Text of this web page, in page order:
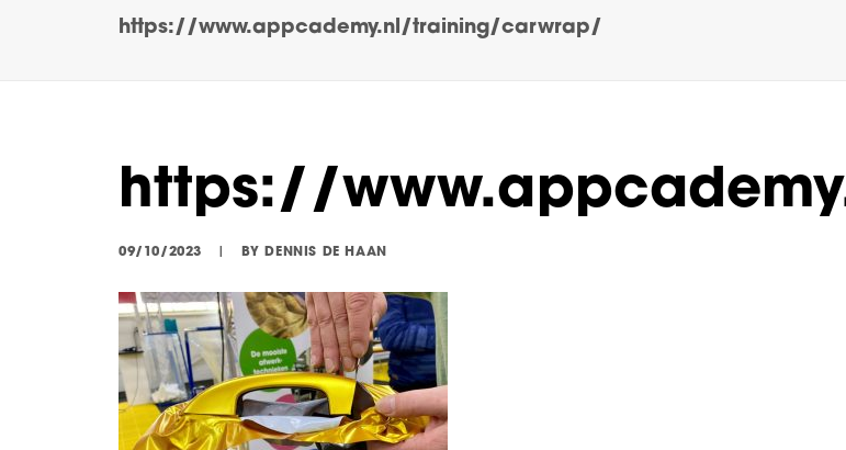
https://www.appcademy.nl/training/carwrap/
https://
09/10/2023 BY DENNIS DE HAAN